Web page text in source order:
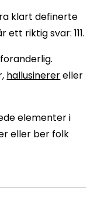
klart definerte
riktig svar: 111.
hallusinerereller
elementer i
eller ber folk